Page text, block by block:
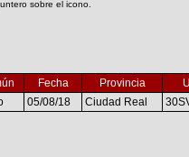
sobre el icono.
Fecha Provincia
05/08/18 Ciudad Real